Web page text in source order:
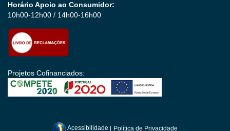
Horário Apoio ao Consumidor:
10h00-12h00 / 14h00-16h00
Projetos Cofinanciados:
Acessibilidade | Política de Privacidade